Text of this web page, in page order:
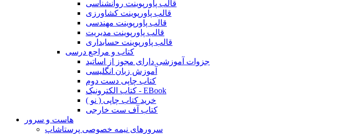
قالب پاورپوینت روانشناسی
قالب پاورپوینت کشاورزی
قالب پاورپوینت مهندسی
قالب پاورپوینت مدیریت
قالب پاورپوینت حسابداری
کتاب و مراجع درسی
جزوات آموزشی دارای مجوز از اساتید
آموزش زبان انگلیسی
کتاب چاپی دست دوم
کتاب الکترونیک - EBook
خرید کتاب چاپی ( نو )
کتاب آف ست خارجی
هاست و سرور
سرورهای نیمه خصوصی پرستاشاپ